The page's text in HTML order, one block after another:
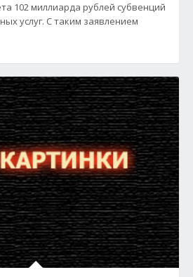
102 миллиарда рублей субвенций
услуг. С таким заявлением